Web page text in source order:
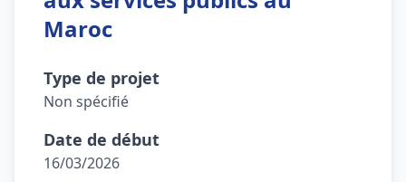
Maroc
Type de projet
Non spécifié
Date de début
16/03/2026